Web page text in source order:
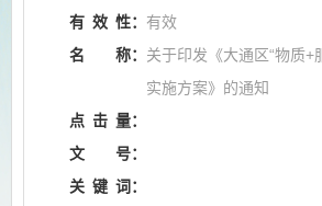
有 效 性： 有效
名
称： 关于印发《大通区“物质+
实施方案》的通知
点 击 量：
文
号：
关 键 词：